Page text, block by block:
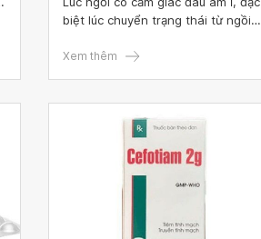
biệt lúc chuyển trạng thái từ ngồi
đùi sau, úc đi lại thì cảm thấy bình
Xem thêm